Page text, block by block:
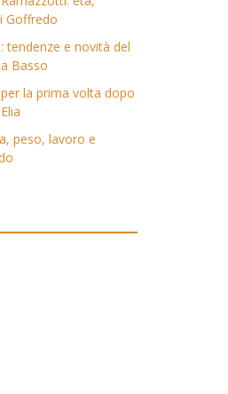
Goffredo
tendenze e novità del
Basso
la prima volta dopo
peso, lavoro e